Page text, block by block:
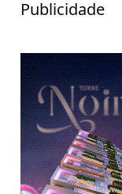
Publicidade